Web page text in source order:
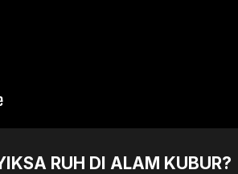
RUH DI ALAM KUBUR?